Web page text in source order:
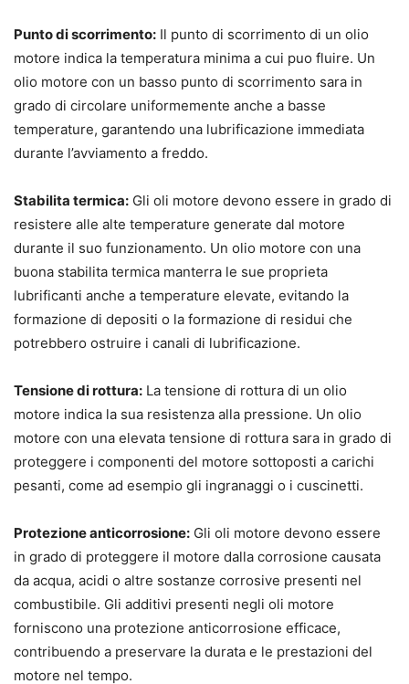
Punto di scorrimento: Il punto di scorrimento di un olio
motore indica la temperatura minima a cui puo fluire. Un
olio motore con un basso punto di scorrimento sara in
grado di circolare uniformemente anche a basse
temperature, garantendo una lubrificazione immediata
durante l’avviamento a freddo.
Stabilita termica: Gli oli motore devono essere in grado di
resistere alle alte temperature generate dal motore
durante il suo funzionamento. Un olio motore con una
buona stabilita termica manterra le sue proprieta
lubrificanti anche a temperature elevate, evitando la
formazione di depositi o la formazione di residui che
potrebbero ostruire i canali di lubrificazione.
Tensione di rottura: La tensione di rottura di un olio
motore indica la sua resistenza alla pressione. Un olio
motore con una elevata tensione di rottura sara in grado di
proteggere i componenti del motore sottoposti a carichi
pesanti, come ad esempio gli ingranaggi o i cuscinetti.
Protezione anticorrosione: Gli oli motore devono essere
in grado di proteggere il motore dalla corrosione causata
da acqua, acidi o altre sostanze corrosive presenti nel
combustibile. Gli additivi presenti negli oli motore
forniscono una protezione anticorrosione efficace,
contribuendo a preservare la durata e le prestazioni del
motore nel tempo.